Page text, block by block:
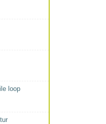
loop